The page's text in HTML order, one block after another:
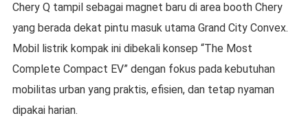
Chery Q tampil sebagai magnet baru di area booth Chery
yang berada dekat pintu masuk utama Grand City Convex.
Mobil listrik kompak ini dibekali konsep “The Most
Complete Compact EV” dengan fokus pada kebutuhan
mobilitas urban yang praktis, efisien, dan tetap nyaman
dipakai harian.